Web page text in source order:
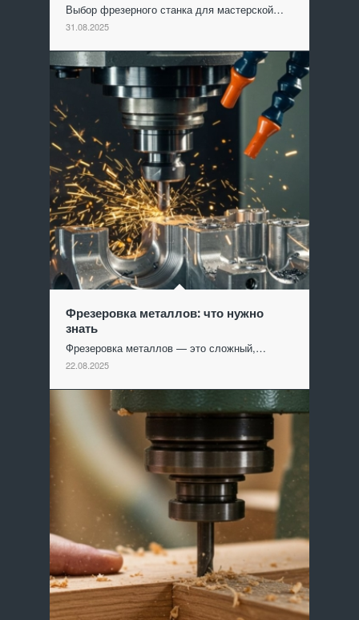
Выбор фрезерного станка для мастерской…
31.08.2025
Фрезеровка металлов: что нужно
знать
Фрезеровка металлов — это сложный,…
22.08.2025